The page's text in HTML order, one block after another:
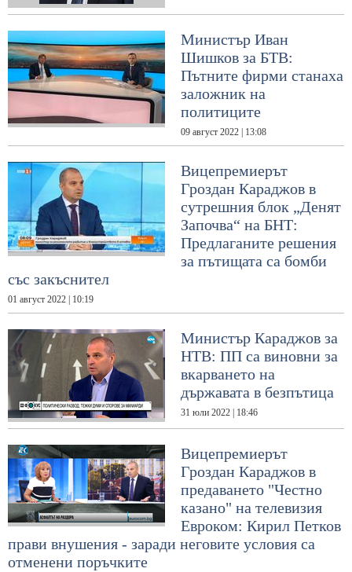
Министър Иван
Шишков за БТВ:
Пътните фирми станаха
заложник на
политиците
09 август 2022 | 13:08
Вицепремиерът
Гроздан Караджов в
сутрешния блок „Денят
Започва“ на БНТ:
Предлаганите решения
за пътищата са бомби
със закъснител
01 август 2022 | 10:19
Министър Караджов за
НТВ: ПП са виновни за
вкарването на
държавата в безпътица
31 юли 2022 | 18:46
Вицепремиерът
Гроздан Караджов в
предаването "Честно
казано" на телевизия
Евроком: Кирил Петков
прави внушения - заради неговите условия са
отменени поръчките